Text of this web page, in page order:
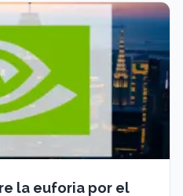
la euforia por el